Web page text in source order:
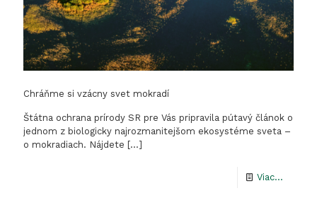
Chráňme si vzácny svet mokradí
Štátna ochrana prírody SR pre Vás pripravila pútavý článok o
jednom z biologicky najrozmanitejšom ekosystéme sveta –
o mokradiach. Nájdete […]
Viac...